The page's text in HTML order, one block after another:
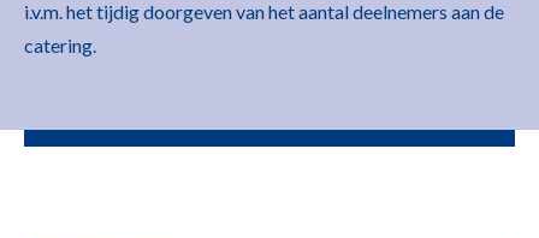
i.v.m. het tijdig doorgeven van het aantal deelnemers aan de
catering.